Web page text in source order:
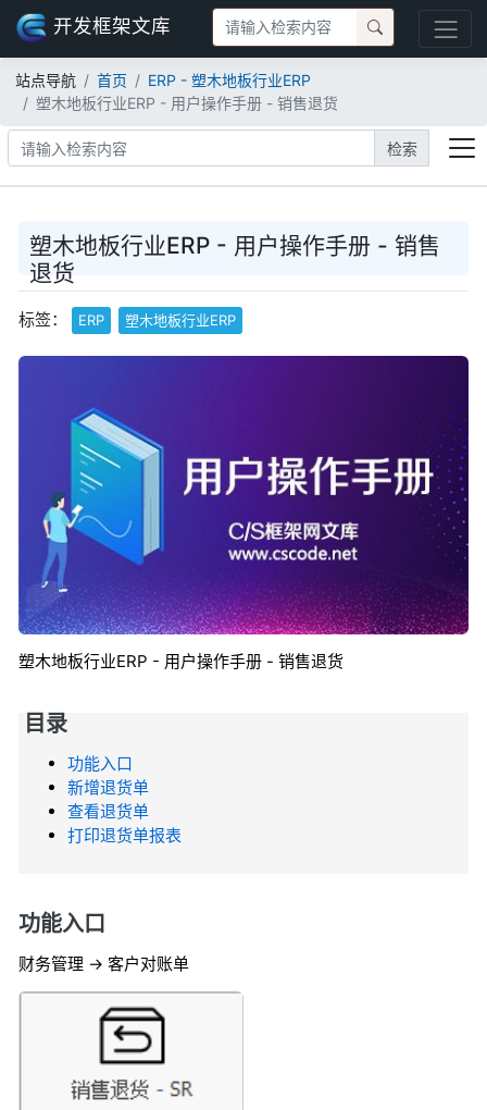
开发框架文库
站点导航 首页
ERP - 塑木地板行业ERP
塑木地板行业ERP - 用户操作手册 - 销售退货
检索
塑木地板行业ERP - 用户操作手册 - 销售
退货
标签： ERP 塑木地板行业ERP
塑木地板行业ERP - 用户操作手册 - 销售退货
目录
功能入口
新增退货单
查看退货单
打印退货单报表
功能入口
财务管理 -> 客户对账单